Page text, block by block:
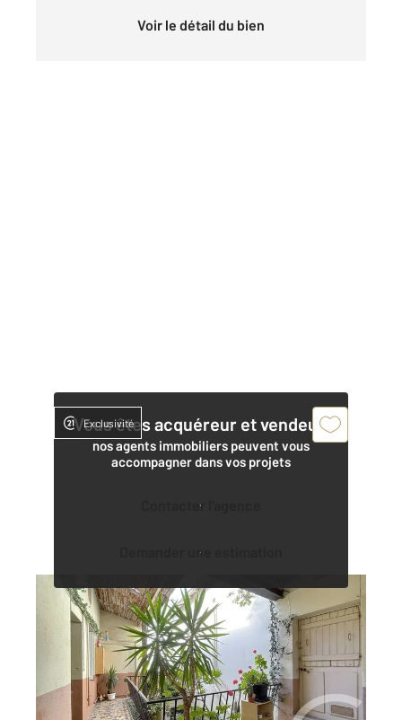
Voir le détail du bien
Vous êtes acquéreur et vendeur,
nos agents immobiliers peuvent vous
accompagner dans vos projets
Contacter l'agence
Demander une estimation
Exclusivité
NANTES 44
32,93 m2, 2 pièces
Ref : 15348
Appartement T2 à vendre
129 200 €